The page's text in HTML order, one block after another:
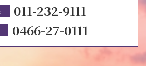
011-232-9111
0466-27-0111